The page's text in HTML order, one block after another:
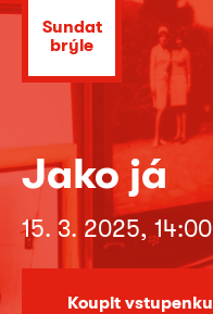
Sundat
brýle
Jako já
15. 3. 2025, 14:00
Koupit vstupenku